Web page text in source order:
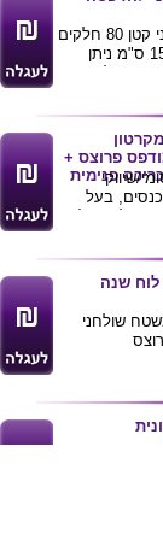
פאזל מלבני קטן 80 חלקים
מידה 15X20 ס"מ ניתן
או לוגו
פולדר a4 מקרטון
פרוצס +
שיווקי
בעל
הפולדר
פרוצס
לוח שנה
שולחני
ואופציה